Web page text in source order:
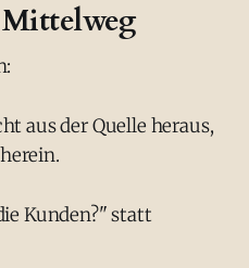
aus der Quelle heraus,
Kunden?" statt